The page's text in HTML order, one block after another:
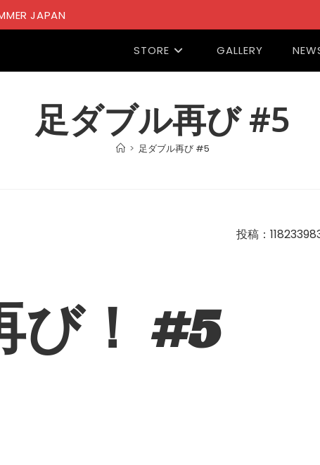
JAPAN
STORE GALLERY
足ダブル再び #5
> 足ダブル再び #5
投稿：
び！ #5